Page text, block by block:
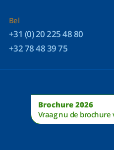
Bel
+31 (0) 20 225 48 80
+32 78 48 39 75
Brochure 2026
Vraag nu de brochure